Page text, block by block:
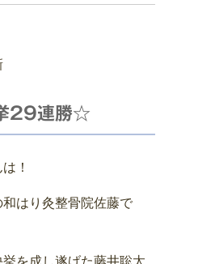
29連勝☆
！
はり灸整骨院佐藤で